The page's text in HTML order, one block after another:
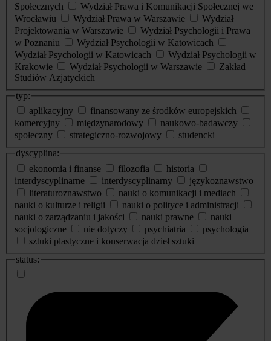
Społecznych
Wydział Prawa i Komunikacji Społecznej we
Wrocławiu
Wydział Prawa w Warszawie
Wydział
Projektowania w Warszawie
Wydział Psychologii i Prawa
w Poznaniu
Wydział Psychologii w Katowicach
Wydział Psychologii w Katowicach
Wydział Psychologii w
Krakowie
Wydział Psychologii w Warszawie
Zakład
Studiów Azjatyckich
typ:
aplikacyjny
finansowany ze środków europejskich
komercyjny
międzynarodowy
naukowo-badawczy
społeczny
strategiczno-rozwojowy
studencki
dyscyplina:
ekonomia i finanse
filozofia
historia
interdyscyplinarne
interdyscyplinarny
językoznawstwo
literaturoznawstwo
nauki o komunikacji i mediach
nauki o kulturze i religii
nauki o polityce i administracji
nauki o zarządzaniu i jakości
nauki prawne
nauki
socjologiczne
nie dotyczy psychiatria
psychologia
sztuki plastyczne i konserwacja dzieł sztuki
status: